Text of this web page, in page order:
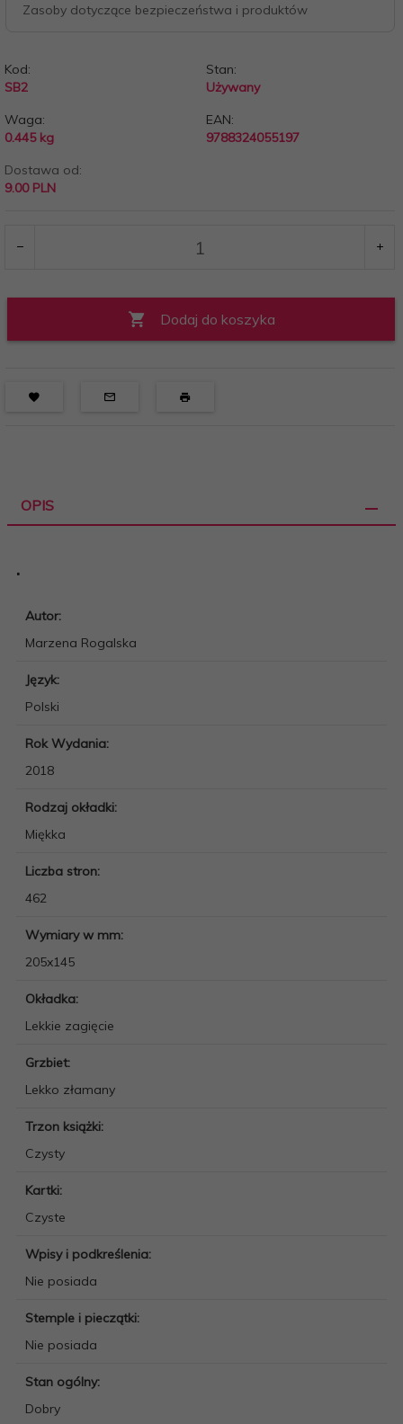
Zasoby dotyczące bezpieczeństwa i produktów
Kod:
SB2
Stan:
Używany
Waga:
0.445 kg
EAN:
9788324055197
Dostawa od:
9.00 PLN
Dodaj do koszyka
OPIS
.
Autor:
Marzena Rogalska
Język:
Polski
Rok Wydania:
2018
Rodzaj okładki:
Miękka
Liczba stron:
462
Wymiary w mm:
205x145
Okładka:
Lekkie zagięcie
Grzbiet:
Lekko złamany
Trzon książki:
Czysty
Kartki:
Czyste
Wpisy i podkreślenia:
Nie posiada
Stemple i pieczątki:
Nie posiada
Stan ogólny:
Dobry